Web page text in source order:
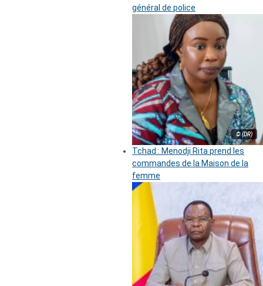
général de police
© (DR)
Tchad : Menodji Rita prend les
commandes de la Maison de la
femme